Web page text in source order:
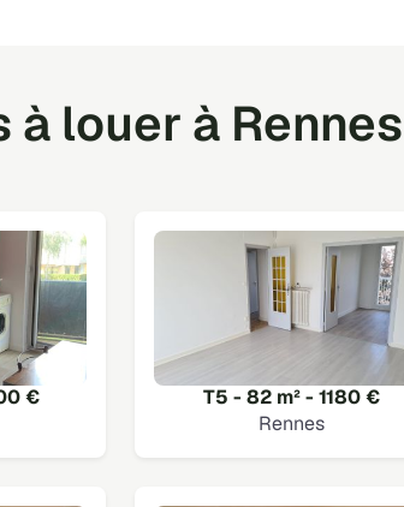
louer à
€
T5 - 82 m² - 1180 €
Rennes